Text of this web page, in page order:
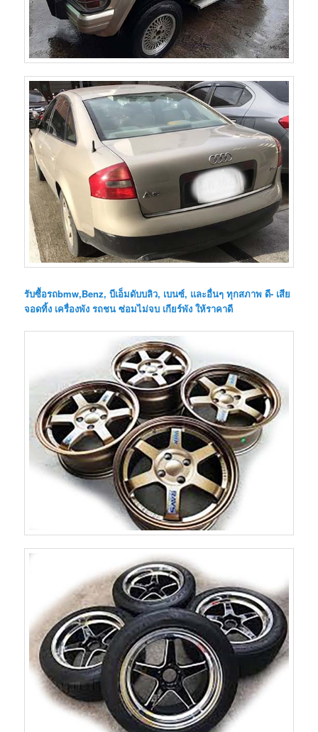
รับซื้อรถbmw,Benz, บีเอ็มดับบลิว, เบนซ์, และอื่นๆ ทุกสภาพ ดี- เสีย
จอดทิ้ง เครื่องพัง รถชน ซ่อมไม่จบ เกียร์พัง ให้ราคาดี